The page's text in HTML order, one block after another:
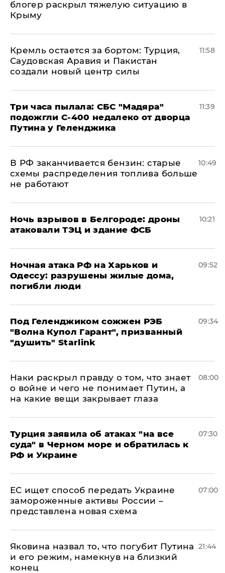
блогер раскрыл тяжелую ситуацию в
Крыму
​Кремль остается за бортом: Турция,
Саудовская Аравия и Пакистан
создали новый центр силы
11:58
Три часа пылала: СБС "Мадяра"
подожгли С-400 недалеко от дворца
Путина у Геленджика
11:39
​В РФ заканчивается бензин: старые
схемы распределения топлива больше
не работают
10:49
​Ночь взрывов в Белгороде: дроны
атаковали ТЭЦ и здание ФСБ
10:21
​Ночная атака РФ на Харьков и
Одессу: разрушены жилые дома,
погибли люди
09:52
Под Геленджиком сожжен РЭБ
"Волна Купол Гарант", призванный
"душить" Starlink
09:34
Наки раскрыл правду о том, что знает
о войне и чего не понимает Путин, а
на какие вещи закрывает глаза
08:00
Турция заявила об атаках "на все
суда" в Черном море и обратилась к
РФ и Украине
07:30
ЕС ищет способ передать Украине
замороженные активы России –
представлена новая схема
07:00
Яковина назвал то, что погубит Путина
и его режим, намекнув на близкий
конец
21:44